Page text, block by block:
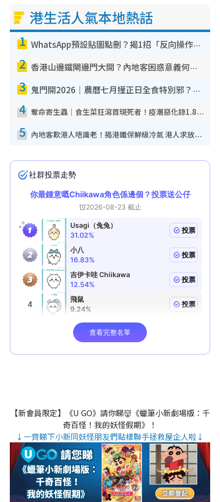
港生活人氣本地熱話
1 WhatsApp預設貼圖點刪？揭1招「反向操作」還原簡潔介面 附3步實測教學
2 香港山邊鐵閘邊門大開？內地客困惑意義何在！網民神回覆：呢種叫法理性防禦
3 鬼門開2026｜農曆七月撞正日全食特別邪？專家警告切忌做一事！揭4大禁忌+2招保平安
4 奪命寄生蟲｜食生菜狂瀉首現死者！疫潮惡化錄1.8萬宗病例 揭洗菜3大謬誤
5 內地客歎港人唔識老！揭港鐵保鮮級冷氣 港人求放過：咪投訴
【新會員限定】《U GO》請你睇👹《蠟筆小新劇場版：千
奇百怪！我的妖怪假期》！
↓一齊睇下小新同妖怪朋友們點樣聯手拯救屋企人啦↓